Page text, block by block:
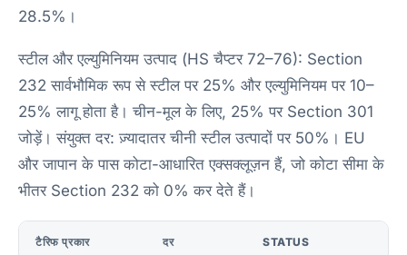
28.5%।
स्टील और एल्युमिनियम उत्पाद (HS चैप्टर 72–76): Section
232 सार्वभौमिक रूप से स्टील पर 25% और एल्युमिनियम पर 10–
25% लागू होता है। चीन-मूल के लिए, 25% पर Section 301
जोड़ें। संयुक्त दर: ज़्यादातर चीनी स्टील उत्पादों पर 50%। EU
और जापान के पास कोटा-आधारित एक्सक्लूज़न हैं, जो कोटा सीमा के
भीतर Section 232 को 0% कर देते हैं।
टैरिफ प्रकार दर STATUS